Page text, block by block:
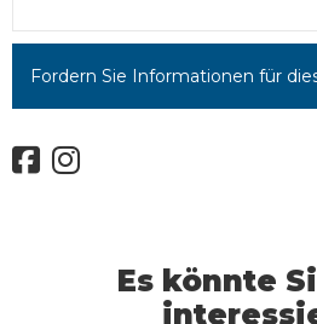
Fordern Sie Informationen für
Es könnte